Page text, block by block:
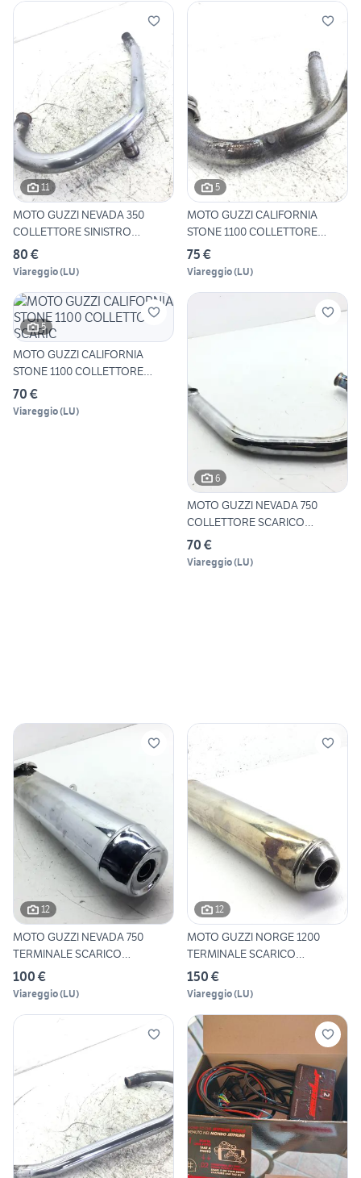
11
MOTO GUZZI NEVADA 350
COLLETTORE SINISTRO
SCARICO
80 €
Viareggio(LU)
5
MOTO GUZZI CALIFORNIA
STONE 1100 COLLETTORE
SCARIC
75 €
Viareggio(LU)
5
MOTO GUZZI CALIFORNIA
STONE 1100 COLLETTORE
SCARIC
70 €
Viareggio(LU)
6
MOTO GUZZI NEVADA 750
COLLETTORE SCARICO
MARMITTA
70 €
Viareggio(LU)
12
MOTO GUZZI NEVADA 750
TERMINALE SCARICO
MARMITTA S
100 €
Viareggio(LU)
12
MOTO GUZZI NORGE 1200
TERMINALE SCARICO
MARMITTA 2
150 €
Viareggio(LU)